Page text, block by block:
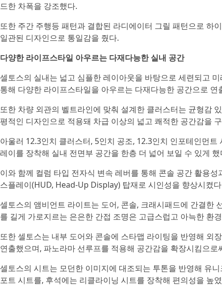
드한 차폭을 강조했다.
또한 주간 주행등 패턴과 결합된 라디에이터 그릴 패턴으로 하
일관된 디자인으로 통일감을 줬다.
다양한 라이프스타일 아우르는 다재다능한 실내 공간
셀토스의 실내는 넓고 심플한 레이아웃을 바탕으로 세련되고
통해 다양한 라이프스타일을 아우르는 다재다능한 공간으로 연
또한 차량 외관의 벨트라인에 맞춰 설계한 클러스터는 균형감
평적인 디자인으로 적용돼 차급 이상의 넓고 쾌적한 공간감을
아울러 12.3인치 클러스터, 5인치 공조, 12.3인치 인포테인먼
레이를 장착해 실내 전면부 공간을 한층 더 넓어 보일 수 있게 했
이와 함께 컬럼 타입 전자식 변속 레버를 통해 콘솔 공간 활용
스플레이(HUD, Head-Up Display) 탑재로 시인성을 향상시켰
셀토스의 앰비언트 라이트는 도어, 콘솔, 크래시패드에 간결한
를 길게 가로지르는 은은한 간접 조명은 고급스럽고 아늑한 환
또한 셀토스는 내부 도어와 콘솔에 스타맵 라이팅을 반영해 외
연출했으며, 파노라마 선루프를 적용해 공간감을 확장시킴으
셀토스의 시트는 모던한 이미지에 대조되는 투톤을 반영해 유
포트 시트를, 후석에는 리클라이닝 시트를 장착해 편의성을 높